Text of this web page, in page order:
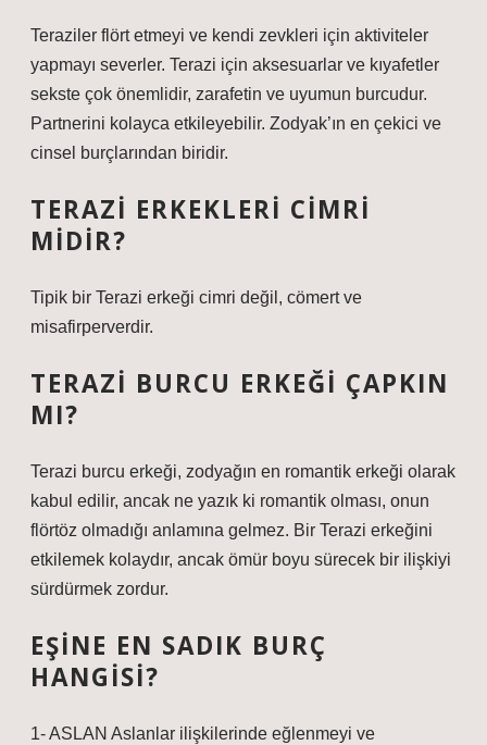
Teraziler flört etmeyi ve kendi zevkleri için aktiviteler
yapmayı severler. Terazi için aksesuarlar ve kıyafetler
sekste çok önemlidir, zarafetin ve uyumun burcudur.
Partnerini kolayca etkileyebilir. Zodyak’ın en çekici ve
cinsel burçlarından biridir.
TERAZI ERKEKLERI CIMRI
MIDIR?
Tipik bir Terazi erkeği cimri değil, cömert ve
misafirperverdir.
TERAZI BURCU ERKEĞI ÇAPKIN
MI?
Terazi burcu erkeği, zodyağın en romantik erkeği olarak
kabul edilir, ancak ne yazık ki romantik olması, onun
flörtöz olmadığı anlamına gelmez. Bir Terazi erkeğini
etkilemek kolaydır, ancak ömür boyu sürecek bir ilişkiyi
sürdürmek zordur.
EŞINE EN SADIK BURÇ
HANGISI?
1- ASLAN Aslanlar ilişkilerinde eğlenmeyi ve